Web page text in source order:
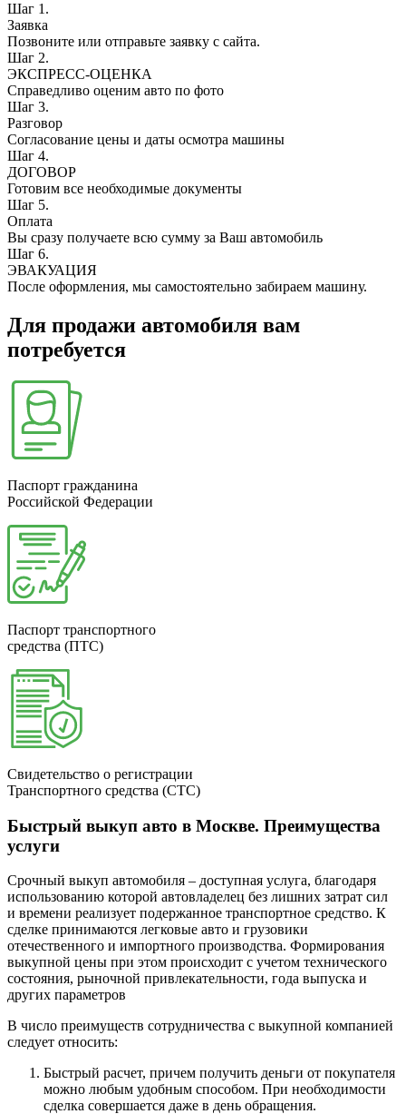
Шаг 1.
Заявка
Позвоните или отправьте заявку с сайта.
Шаг 2.
ЭКСПРЕСС-ОЦЕНКА
Справедливо оценим авто по фото
Шаг 3.
Разговор
Согласование цены и даты осмотра машины
Шаг 4.
ДОГОВОР
Готовим все необходимые документы
Шаг 5.
Оплата
Вы сразу получаете всю сумму за Ваш автомобиль
Шаг 6.
ЭВАКУАЦИЯ
После оформления, мы самостоятельно забираем машину.
Для продажи автомобиля вам
потребуется
Паспорт гражданина
Российской Федерации
Паспорт транспортного
средства (ПТС)
Свидетельство о регистрации
Транспортного средства (СТС)
Быстрый выкуп авто в Москве. Преимущества
услуги
Срочный выкуп автомобиля – доступная услуга, благодаря
использованию которой автовладелец без лишних затрат сил
и времени реализует подержанное транспортное средство. К
сделке принимаются легковые авто и грузовики
отечественного и импортного производства. Формирования
выкупной цены при этом происходит с учетом технического
состояния, рыночной привлекательности, года выпуска и
других параметров
В число преимуществ сотрудничества с выкупной компанией
следует относить:
Быстрый расчет, причем получить деньги от покупателя
можно любым удобным способом. При необходимости
сделка совершается даже в день обращения.